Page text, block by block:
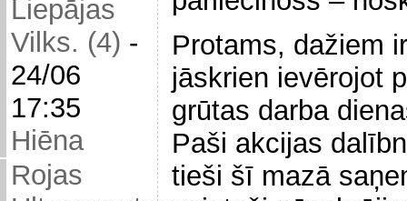
Liepājas
Vilks. (4) -
24/06
17:35
Hiēna
Rojas
Protams, dažiem
jāskrien ievērojot
grūtas darba
Paši akcijas
tieši šī mazā